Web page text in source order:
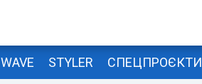
WAVE STYLER СПЕЦПРОЄКТИ